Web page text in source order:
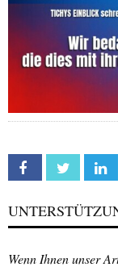
Facebook Twitter
Wenn Ihnen unser